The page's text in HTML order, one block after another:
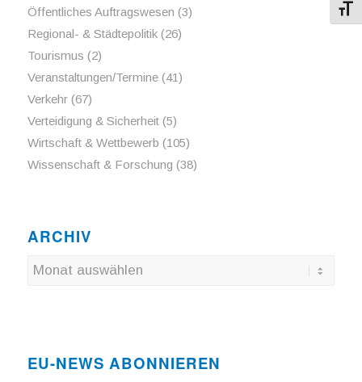
Öffentliches Auftragswesen (3)
Regional- & Städtepolitik(26)
Tourismus (2)
Veranstaltungen/Termine(41)
Verkehr(67)
Verteidigung & Sicherheit(5)
Wirtschaft & Wettbewerb (105)
Wissenschaft & Forschung (38)
ARCHIV
EU-NEWS ABONNIEREN